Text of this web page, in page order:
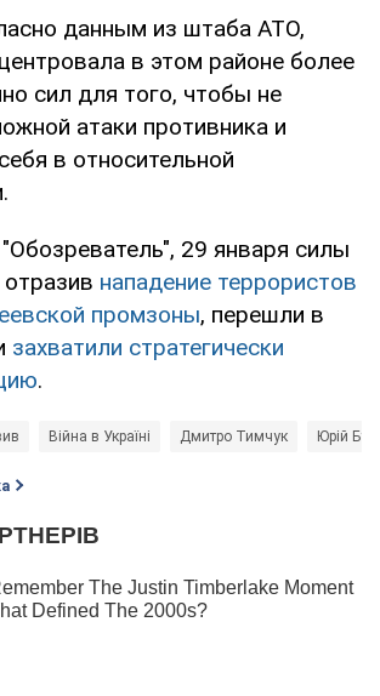
данным из штаба АТО,
в этом районе более
сил для того, чтобы не
атаки противника и
в относительной
29 января силы
нападение террористов
промзоны, перешли в
захватили стратегически
.
Війна в Україні Дмитро Тимчук Юрій